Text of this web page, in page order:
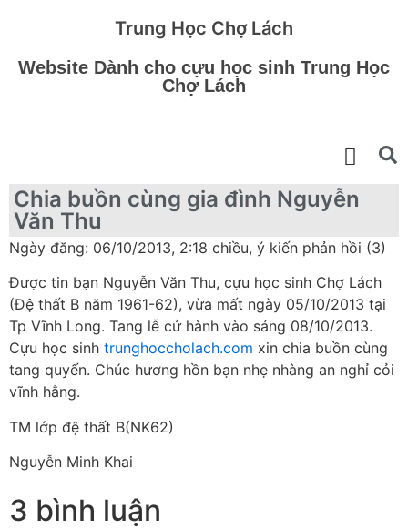
Trung Học Chợ Lách
Website Dành cho cựu học sinh Trung Học
Chợ Lách
Chia buồn cùng gia đình Nguyễn
Văn Thu
Ngày đăng: 06/10/2013, 2:18 chiều, ý kiến phản hồi (3)
Được tin bạn Nguyễn Văn Thu, cựu học sinh Chợ Lách
(Đệ thất B năm 1961-62), vừa mất ngày 05/10/2013 tại
Tp Vĩnh Long. Tang lễ cử hành vào sáng 08/10/2013.
Cựu học sinh trunghoccholach.com xin chia buồn cùng
tang quyến. Chúc hương hồn bạn nhẹ nhàng an nghỉ cỏi
vĩnh hằng.
TM lớp đệ thất B(NK62)
Nguyễn Minh Khai
3 bình luận